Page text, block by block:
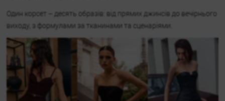
Один корсет – десять образів: від прямих джинсів до вечірнього
виходу, з формулами за тканинами та сценаріями.